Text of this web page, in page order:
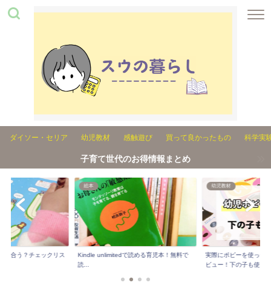
ダイソー・セリア 幼児教材 感触遊び 買って良かったもの 科学実
子育て世代のお得情報まとめ
が合う？チェックリス
絵本
Kindle unlimitedで読める育児本！無料で
読...
幼児教材
実際にポピーを使った
ビュー！下の子も使...